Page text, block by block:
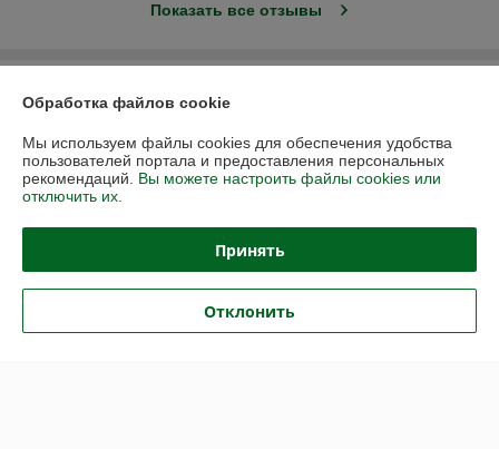
Показать все отзывы
Контакты
Доставка и оплата
Полная версия сайта
Обработка файлов cookie
Мы используем файлы cookies для обеспечения удобства
пользователей портала и предоставления персональных
рекомендаций. Вы можете настроить файлы cookies или
отключить их.
Принять
Отклонить